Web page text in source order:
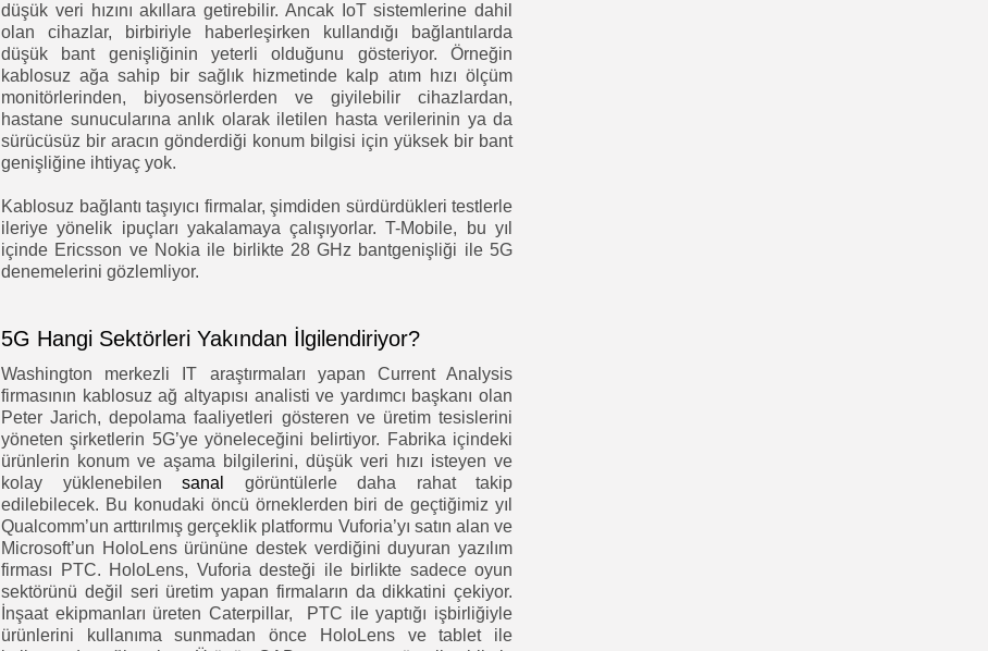
düşük veri hızını akıllara getirebilir. Ancak IoT sistemlerine dahil
olan cihazlar, birbiriyle haberleşirken kullandığı bağlantılarda
düşük bant genişliğinin yeterli olduğunu gösteriyor. Örneğin
kablosuz ağa sahip bir sağlık hizmetinde kalp atım hızı ölçüm
monitörlerinden, biyosensörlerden ve giyilebilir cihazlardan,
hastane sunucularına anlık olarak iletilen hasta verilerinin ya da
sürücüsüz bir aracın gönderdiği konum bilgisi için yüksek bir bant
genişliğine ihtiyaç yok.
Kablosuz bağlantı taşıyıcı firmalar, şimdiden sürdürdükleri testlerle
ileriye yönelik ipuçları yakalamaya çalışıyorlar. T-Mobile, bu yıl
içinde Ericsson ve Nokia ile birlikte 28 GHz bantgenişliği ile 5G
denemelerini gözlemliyor.
5G Hangi Sektörleri Yakından İlgilendiriyor?
Washington merkezli IT araştırmaları yapan Current Analysis
firmasının kablosuz ağ altyapısı analisti ve yardımcı başkanı olan
Peter Jarich, depolama faaliyetleri gösteren ve üretim tesislerini
yöneten şirketlerin 5G’ye yöneleceğini belirtiyor. Fabrika içindeki
ürünlerin konum ve aşama bilgilerini, düşük veri hızı isteyen ve
kolay yüklenebilen sanal
görüntülerle daha rahat takip
edilebilecek. Bu konudaki öncü örneklerden biri de geçtiğimiz yıl
Qualcomm’un arttırılmış gerçeklik platformu Vuforia’yı satın alan ve
Microsoft’un HoloLens ürününe destek verdiğini duyuran yazılım
firması PTC. HoloLens, Vuforia desteği ile birlikte sadece oyun
sektörünü değil seri üretim yapan firmaların da dikkatini çekiyor.
İnşaat ekipmanları üreten Caterpillar, PTC ile yaptığı işbirliğiyle
ürünlerini kullanıma sunmadan önce HoloLens ve tablet ile